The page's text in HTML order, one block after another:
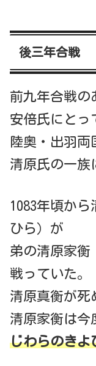
後三年合戦
前九年合戦の
安倍氏にとっ
陸奥・出羽両
清原氏の一族
1083年頃か
ひら）が
弟の清原家衡
戦っていた。
清原真衡が死
清原家衡は今
じわらのきよ